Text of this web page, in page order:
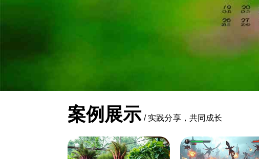
案例展示 / 实践分享，共同成长